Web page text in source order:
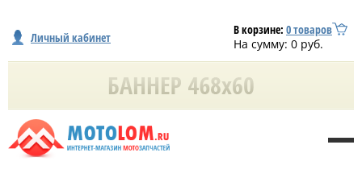
Личный кабинет В корзине: 0товаров
На сумму: 0 руб.